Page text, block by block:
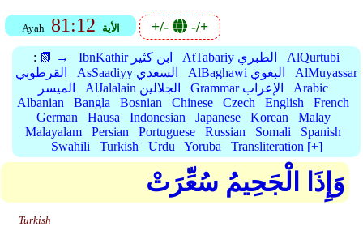
Ayah 81:12 الأية +/- -/+
: 📗 → IbnKathir ابن كثير AtTabariy الطبري
AlQurtubi
القرطوبي
AsSaadiyy السعدي AlBaghawi البغوي
AlMuyassar
الميسر
AlJalalain الجلالين Grammar الإعراب
Arabic
Albanian
Bangla Bosnian Chinese Czech English
French
German
Hausa Indonesian Japanese Korean
Malay
Malayalam
Persian Portuguese Russian Somali
Spanish
Swahili
Turkish Urdu Yoruba Transliteration [+]
وَإِذَا الْجَحِيمُ سُعِّرَتْ
Turkish